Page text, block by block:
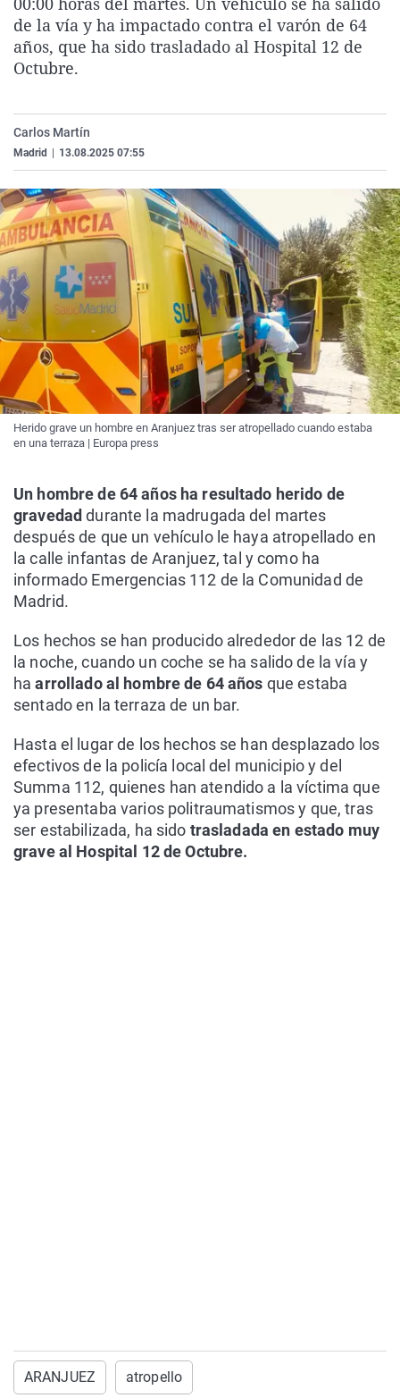
La rosa de los vientos
Gente viajera
Caso
Retornados
Extremadura
Galicia
Virales
Televisión
de la vía y ha impactado contra el varón de 64
años, que ha sido trasladado al Hospital 12 de
Octubre.
Carlos Martín
Madrid 13.08.2025 07:55
Herido grave un hombre en Aranjuez tras ser atropellado cuando estaba
en una terraza | Europa press
Un hombre de 64 años ha resultado herido de
gravedad durante la madrugada del martes
después de que un vehículo le haya atropellado en
la calle infantas de Aranjuez, tal y como ha
informado Emergencias 112 de la Comunidad de
Madrid.
Los hechos se han producido alrededor de las 12 de
la noche, cuando un coche se ha salido de la vía y
haarrollado al hombre de 64 años que estaba
sentado en la terraza de un bar.
Hasta el lugar de los hechos se han desplazado los
efectivos de la policía local del municipio y del
Summa 112, quienes han atendido a la víctima que
ya presentaba varios politraumatismos y que, tras
ser estabilizada, ha sido trasladada en estado muy
grave al Hospital 12 de Octubre.
ARANJUEZ atropello